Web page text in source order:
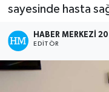
sayesinde hasta
HABER MERKEZI 20
EDITÖR
MAGAZİN
ÖZEL HABER
DTO